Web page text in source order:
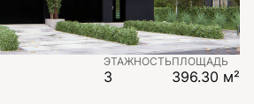
ЭТАЖНОСТЬ
3
ПЛОЩАДЬ
396.30 м²